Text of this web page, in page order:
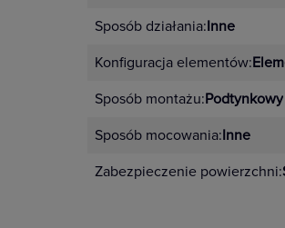
Sposób działania:Inne
Konfiguracja elementów:
Sposób montażu:Podtynkowy
Sposób mocowania:Inne
Zabezpieczenie powierzchni: